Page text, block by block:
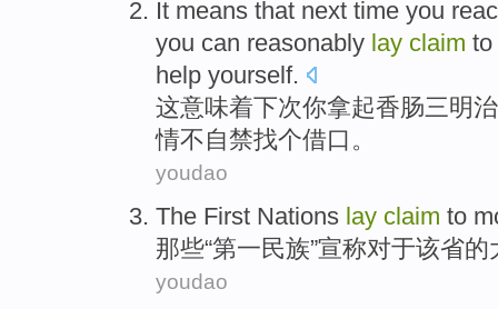
It means that next time you
you can reasonably lay claim to
help yourself.
这意味着下次你拿起香肠三明治
情不自禁找个借口 。
youdao
The First Nations lay claim to
那些“第一民族”宣称对于该省的
youdao